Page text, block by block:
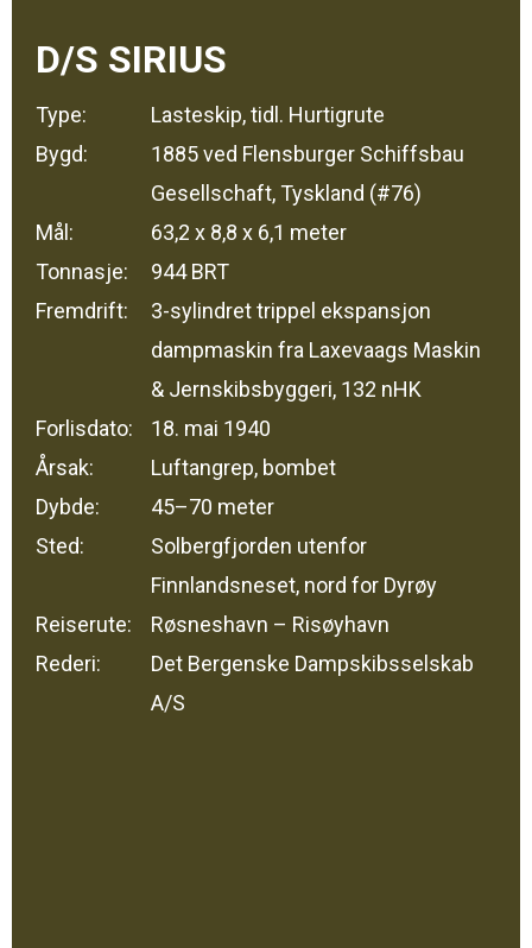
D/S SIRIUS
Type:
Lasteskip, tidl. Hurtigrute
Bygd:
1885 ved Flensburger Schiffsbau
Gesellschaft, Tyskland (#76)
Mål:
63,2 x 8,8 x 6,1 meter
Tonnasje:
944 BRT
Fremdrift:
3-sylindret trippel ekspansjon
dampmaskin fra Laxevaags Maskin
& Jernskibsbyggeri, 132 nHK
Forlisdato:
18. mai 1940
Årsak:
Luftangrep, bombet
Dybde:
45–70 meter
Sted:
Solbergfjorden utenfor
Finnlandsneset, nord for Dyrøy
Reiserute:
Røsneshavn – Risøyhavn
Rederi:
Det Bergenske Dampskibsselskab
A/S